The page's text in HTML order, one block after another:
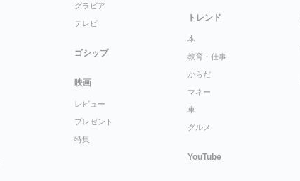
グラビア
テレビ
ゴシップ
映画
レビュー
プレゼント
特集
トレンド
本
教育・仕事
からだ
マネー
車
グルメ
YouTube